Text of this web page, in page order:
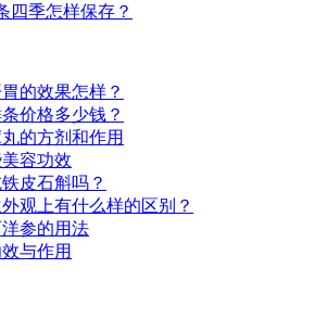
四季怎样保存？
的效果怎样？
价格多少钱？
的方剂和作用
容功效
皮石斛吗？
观上有什么样的区别？
参的用法
与作用